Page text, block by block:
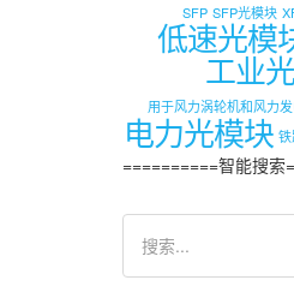
SFP SFP光模块
低速光模
工业
用于风力涡轮机和风力
电力光模块
==========智能搜索